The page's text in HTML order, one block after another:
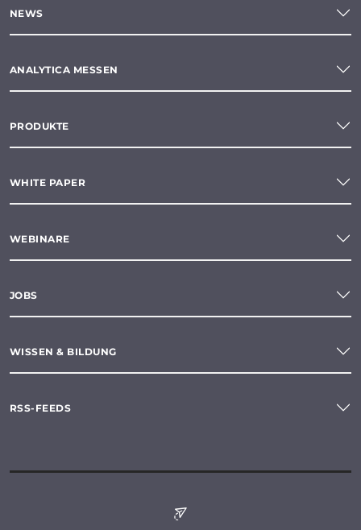
NEWS
ANALYTICA MESSEN
PRODUKTE
WHITE PAPER
WEBINARE
JOBS
WISSEN & BILDUNG
RSS-FEEDS